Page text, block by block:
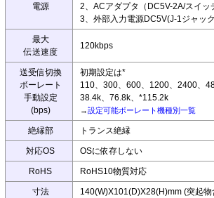
電源
2、ACアダプタ（DC5V-2A/スイッ
3、外部入力電源DC5V(J-1ジャッ
最大
伝送速度
120kbps
送受信切換
ボーレート
手動設定
(bps)
初期設定は*
110、300、600、1200、2400、
38.4k、76.8k、*115.2k
→設定可能ボーレート機種別一覧
絶縁部 トランス絶縁
対応OS OSに依存しない
RoHS RoHS10物質対応
寸法 140(W)X101(D)X28(H)mm (突起物